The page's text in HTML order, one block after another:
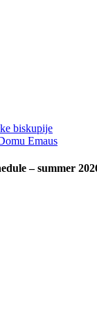
biskupije
Emaus
– summer